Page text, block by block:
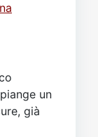
un
già